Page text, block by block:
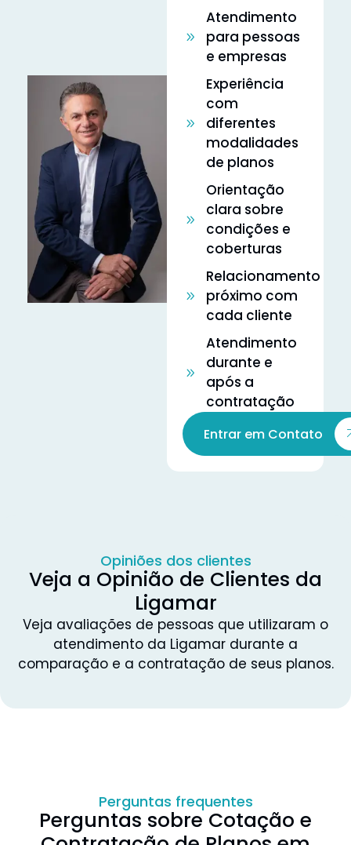
Atendimento
para pessoas
e empresas
Experiência
com
diferentes
modalidades
de planos
Orientação
clara sobre
condições e
coberturas
Relacionamento
próximo com
cada cliente
Atendimento
durante e
após a
contratação
Entrar em Contato
Opiniões dos clientes
Veja a Opinião de Clientes da
Ligamar
Veja avaliações de pessoas que utilizaram o
atendimento da Ligamar durante a
comparação e a contratação de seus planos.
Perguntas frequentes
Perguntas sobre Cotação e